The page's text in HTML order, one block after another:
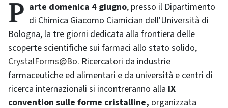
Parte domenica 4 giugno, presso il Dipartimento
di Chimica Giacomo Ciamician dell'Università di
Bologna, la tre giorni dedicata alla frontiera delle
scoperte scientifiche sui farmaci allo stato solido,
CrystalForms@Bo. Ricercatori da industrie
farmaceutiche ed alimentari e da università e centri di
ricerca internazionali si incontreranno alla IX
convention sulle forme cristalline, organizzata